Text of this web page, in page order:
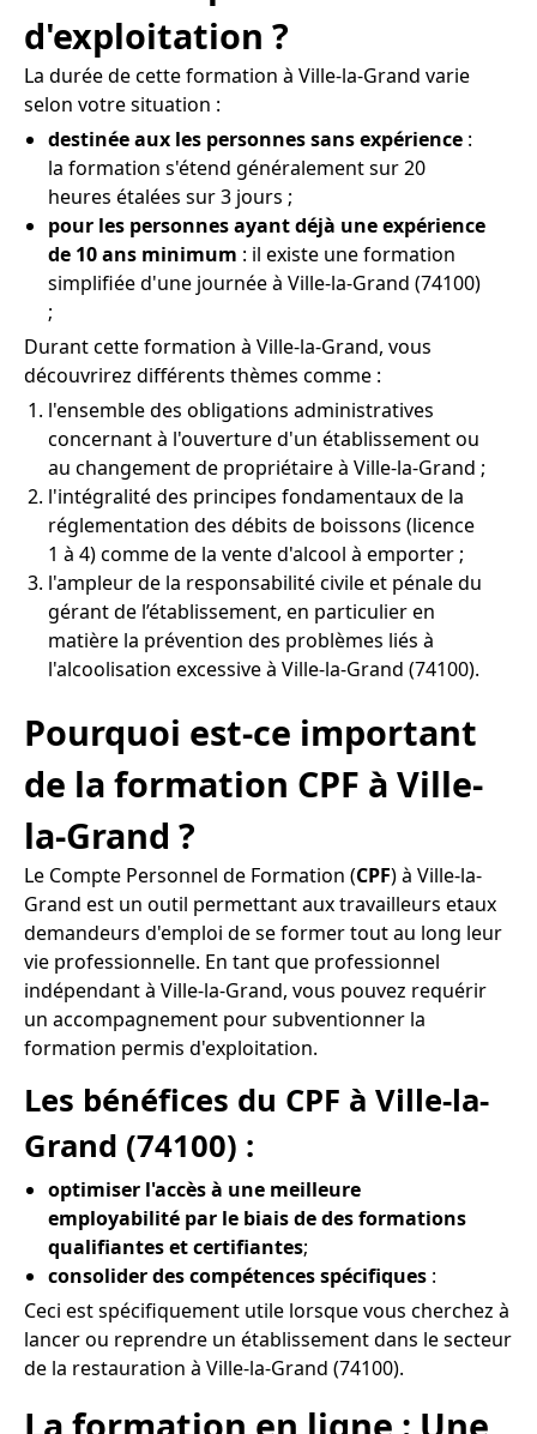
d'exploitation ?
La durée de cette formation à Ville-la-Grand varie
selon votre situation :
destinée aux les personnes sans expérience :
la formation s'étend généralement sur 20
heures étalées sur 3 jours ;
pour les personnes ayant déjà une expérience
de 10 ans minimum : il existe une formation
simplifiée d'une journée à Ville-la-Grand (74100)
;
Durant cette formation à Ville-la-Grand, vous
découvrirez différents thèmes comme :
l'ensemble des obligations administratives
concernant à l'ouverture d'un établissement ou
au changement de propriétaire à Ville-la-Grand ;
l'intégralité des principes fondamentaux de la
réglementation des débits de boissons (licence
1 à 4) comme de la vente d'alcool à emporter ;
l'ampleur de la responsabilité civile et pénale du
gérant de l’établissement, en particulier en
matière la prévention des problèmes liés à
l'alcoolisation excessive à Ville-la-Grand (74100).
Pourquoi est-ce important
de la formation CPF à Ville-
la-Grand ?
Le Compte Personnel de Formation (CPF) à Ville-la-
Grand est un outil permettant aux travailleurs etaux
demandeurs d'emploi de se former tout au long leur
vie professionnelle. En tant que professionnel
indépendant à Ville-la-Grand, vous pouvez requérir
un accompagnement pour subventionner la
formation permis d'exploitation.
Les bénéfices du CPF à Ville-la-
Grand (74100) :
optimiser l'accès à une meilleure
employabilité par le biais de des formations
qualifiantes et certifiantes;
consolider des compétences spécifiques :
Ceci est spécifiquement utile lorsque vous cherchez à
lancer ou reprendre un établissement dans le secteur
de la restauration à Ville-la-Grand (74100).